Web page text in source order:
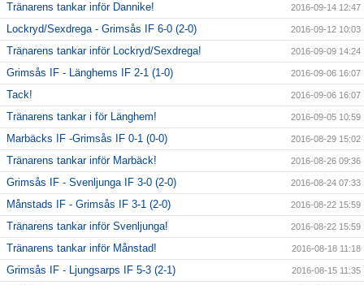
Tränarens tankar inför Dannike! 2016-09-14 12:47
Lockryd/Sexdrega - Grimsås IF 6-0 (2-0) 2016-09-12 10:03
Tränarens tankar inför Lockryd/Sexdrega! 2016-09-09 14:24
Grimsås IF - Länghems IF 2-1 (1-0) 2016-09-06 16:07
Tack! 2016-09-06 16:07
Tränarens tankar i för Länghem! 2016-09-05 10:59
Marbäcks IF -Grimsås IF 0-1 (0-0) 2016-08-29 15:02
Tränarens tankar inför Marbäck! 2016-08-26 09:36
Grimsås IF - Svenljunga IF 3-0 (2-0) 2016-08-24 07:33
Månstads IF - Grimsås IF 3-1 (2-0) 2016-08-22 15:59
Tränarens tankar inför Svenljunga! 2016-08-22 15:59
Tränarens tankar inför Månstad! 2016-08-18 11:18
Grimsås IF - Ljungsarps IF 5-3 (2-1) 2016-08-15 11:35